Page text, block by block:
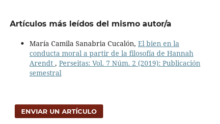
Artículos más leídos del mismo autor/a
María Camila Sanabria Cucalón, El bien en la
conducta moral a partir de la filosofía de Hannah
Arendt , Perseitas: Vol. 7 Núm. 2 (2019): Publicación
semestral
ENVIAR UN ARTÍCULO